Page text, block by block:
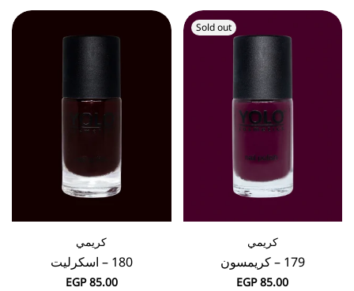
Sold out
كريمي
179 – كريمسون
EGP85.00
كريمي
180 – اسكرليت
EGP85.00